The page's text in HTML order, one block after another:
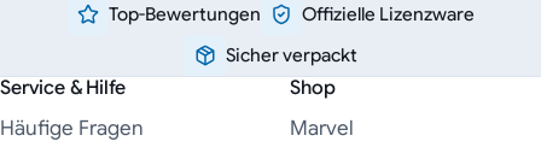
Top-Bewertungen
Offizielle Lizenzware
Sicher verpackt
Service & Hilfe
Häufige Fragen
Shop
Marvel